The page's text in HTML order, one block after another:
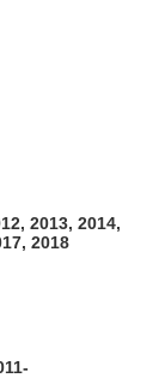
2013, 2014,
2018